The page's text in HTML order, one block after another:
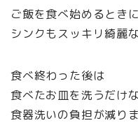
ご飯を食べ始めるときに
シンクもスッキリ綺麗
食べ終わった後は
食べたお皿を洗うだけな
食器洗いの負担が減りま